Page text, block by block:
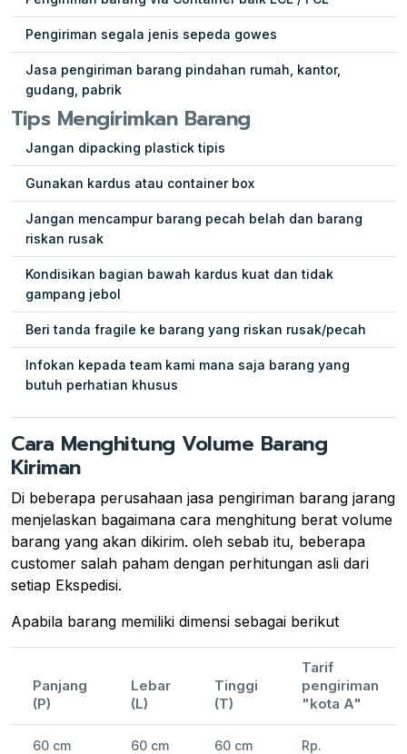
Pengiriman segala jenis sepeda gowes
Jasa pengiriman barang pindahan rumah, kantor,
gudang, pabrik
Tips Mengirimkan Barang
Jangan dipacking plastick tipis
Gunakan kardus atau container box
Jangan mencampur barang pecah belah dan barang
riskan rusak
Kondisikan bagian bawah kardus kuat dan tidak
gampang jebol
Beri tanda fragile ke barang yang riskan rusak/pecah
Infokan kepada team kami mana saja barang yang
butuh perhatian khusus
Cara Menghitung Volume Barang
Kiriman
Di beberapa perusahaan jasa pengiriman barang jarang
menjelaskan bagaimana cara menghitung berat volume
barang yang akan dikirim. oleh sebab itu, beberapa
customer salah paham dengan perhitungan asli dari
setiap Ekspedisi.
Apabila barang memiliki dimensi sebagai berikut
Panjang
(P)
Lebar
(L)
Tinggi
(T)
Tarif
pengiriman
"kota A"
60 cm 60 cm 60 cm
Rp.